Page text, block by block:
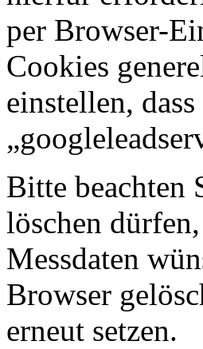
per Browser-
Cookies
einstellen,
Bitte beachten
löschen
Messdaten
Browser
erneut setzen.